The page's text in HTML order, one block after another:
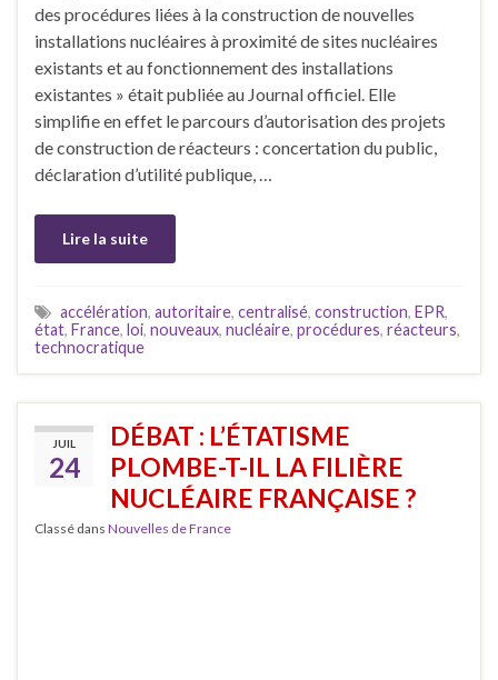
des procédures liées à la construction de nouvelles
installations nucléaires à proximité de sites nucléaires
existants et au fonctionnement des installations
existantes » était publiée au Journal officiel. Elle
simplifie en effet le parcours d’autorisation des projets
de construction de réacteurs : concertation du public,
déclaration d’utilité publique, …
Lire la suite
accélération, autoritaire, centralisé, construction, EPR,
état, France, loi, nouveaux, nucléaire, procédures, réacteurs,
technocratique
JUIL
24
DÉBAT : L’ÉTATISME
PLOMBE-T-IL LA FILIÈRE
NUCLÉAIRE FRANÇAISE ?
Classé dans Nouvelles de France